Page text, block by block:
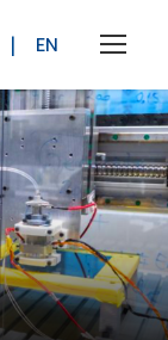
| EN